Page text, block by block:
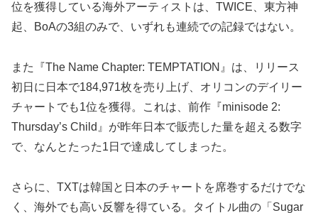
位を獲得している海外アーティストは、TWICE、東方神
起、BoAの3組のみで、いずれも連続での記録ではない。
また『The Name Chapter: TEMPTATION』は、リリース
初日に日本で184,971枚を売り上げ、オリコンのデイリー
チャートでも1位を獲得。これは、前作『minisode 2:
Thursday’s Child』が昨年日本で販売した量を超える数字
で、なんとたった1日で達成してしまった。
さらに、TXTは韓国と日本のチャートを席巻するだけでな
く、海外でも高い反響を得ている。タイトル曲の「Sugar